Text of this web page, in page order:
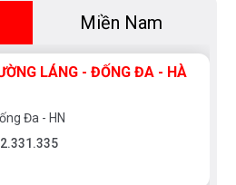
Miền Nam
LÁNG - ĐỐNG ĐA - HÀ
Đa - HN